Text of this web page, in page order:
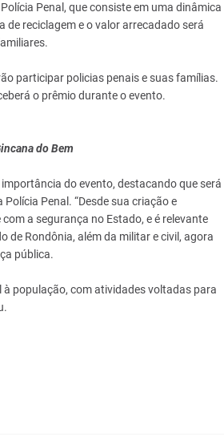
Penal, que consiste em uma dinâmica
de reciclagem e o valor arrecadado será
participar policias penais e suas famílias.
o prêmio durante o evento.
do Bem
do evento, destacando que será
Penal. “Desde sua criação e
a segurança no Estado, e é relevante
de Rondônia, além da militar e civil, agora
pública.
à população, com atividades voltadas para